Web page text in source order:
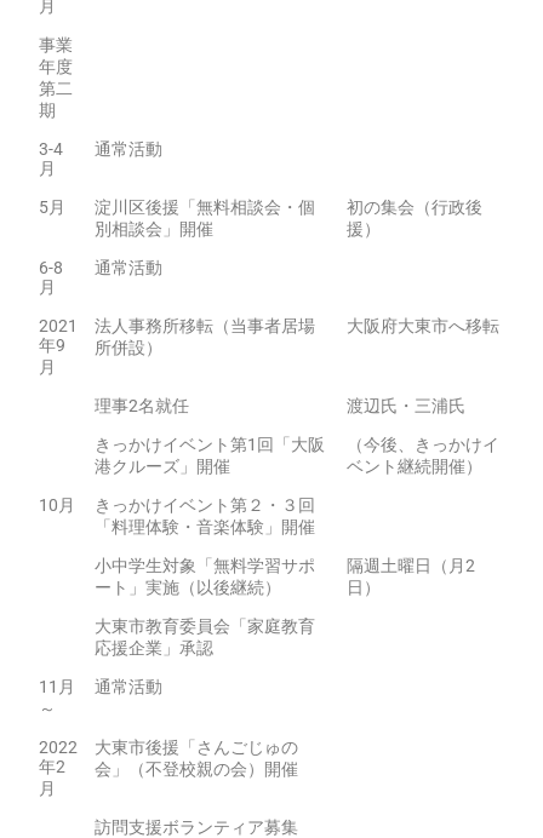
月
事業
年度
第二
期
3-4
月
通常活動
5月
淀川区後援「無料相談会・個
別相談会」開催
初の集会（行政後
援）
6-8
月
通常活動
2021
年9
月
法人事務所移転（当事者居場
所併設）
大阪府大東市へ移転
理事2名就任
渡辺氏・三浦氏
きっかけイベント第1回「大阪
港クルーズ」開催
（今後、きっかけイ
ベント継続開催）
10月
きっかけイベント第２・３回
「料理体験・音楽体験」開催
小中学生対象「無料学習サポ
ート」実施（以後継続）
隔週土曜日（月2
日）
大東市教育委員会「家庭教育
応援企業」承認
11月
～
通常活動
2022
年2
月
大東市後援「さんごじゅの
会」（不登校親の会）開催
訪問支援ボランティア募集